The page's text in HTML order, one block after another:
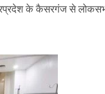
के कैसरगंज से